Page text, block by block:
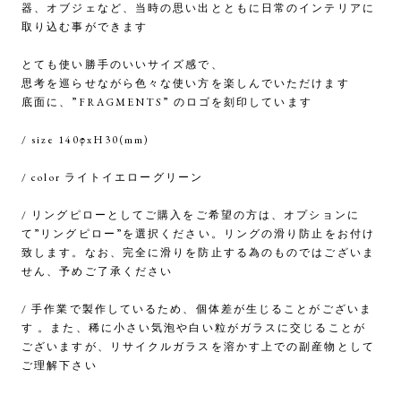
器、オブジェなど、当時の思い出とともに日常のインテリアに
取り込む事ができます
とても使い勝手のいいサイズ感で、
思考を巡らせながら色々な使い方を楽しんでいただけます
底面に、”FRAGMENTS” のロゴを刻印しています
/ size 140φxH30(mm)
/ color ライトイエローグリーン
/ リングピローとしてご購入をご希望の方は、オプションに
て”リングピロー”を選択ください。リングの滑り防止をお付け
致します。なお、完全に滑りを防止する為のものではございま
せん、予めご了承ください
/ 手作業で製作しているため、個体差が生じることがございま
す 。また、稀に小さい気泡や白い粒がガラスに交じることが
ございますが、リサイクルガラスを溶かす上での副産物として
ご理解下さい